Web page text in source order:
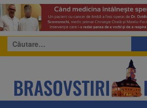
Caută
după: